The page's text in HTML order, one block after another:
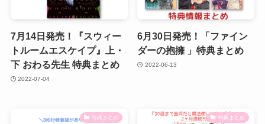
7月14日発売！『スウィー
トルームエスケイプ』上・
下 おわる先生 特典まとめ
2022-07-04
6月30日発売！「ファイン
ダーの抱擁 」特典まとめ
2022-06-13
特典まとめ 特典まとめ